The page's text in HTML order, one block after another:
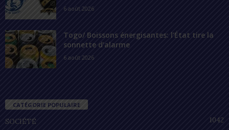
6 août 2026
Togo/ Boissons énergisantes: l’État tire la
sonnette d’alarme
6 août 2026
CATÉGORIE POPULAIRE
SOCIÉTÉ
1042